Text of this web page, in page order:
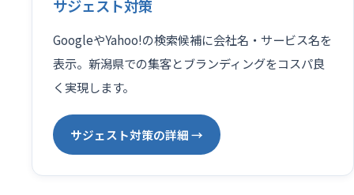
サジェスト対策
GoogleやYahoo!の検索候補に会社名・サービス名を
表示。新潟県での集客とブランディングをコスパ良
く実現します。
サジェスト対策の詳細 →